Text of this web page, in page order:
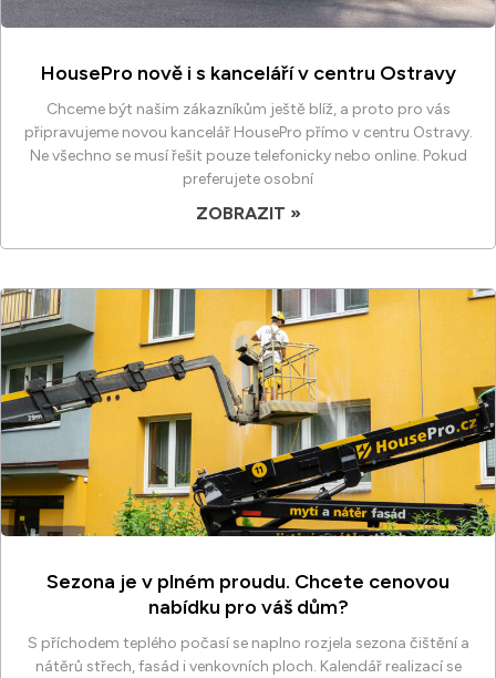
HousePro nově i s kanceláří v centru Ostravy
Chceme být našim zákazníkům ještě blíž, a proto pro vás
připravujeme novou kancelář HousePro přímo v centru Ostravy.
Ne všechno se musí řešit pouze telefonicky nebo online. Pokud
preferujete osobní
ZOBRAZIT »
Sezona je v plném proudu. Chcete cenovou
nabídku pro váš dům?
S příchodem teplého počasí se naplno rozjela sezona čištění a
nátěrů střech, fasád i venkovních ploch. Kalendář realizací se